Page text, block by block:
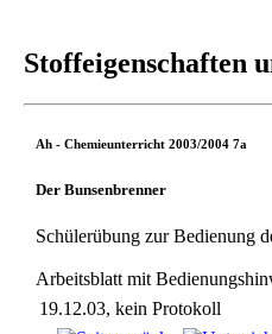
Stoffeigenschaften
Ah - Chemieunterricht 2003/2004 7a
Der Bunsenbrenner
Schülerübung zur Bedienung
Arbeitsblatt mit
19.12.03, kein Protokoll